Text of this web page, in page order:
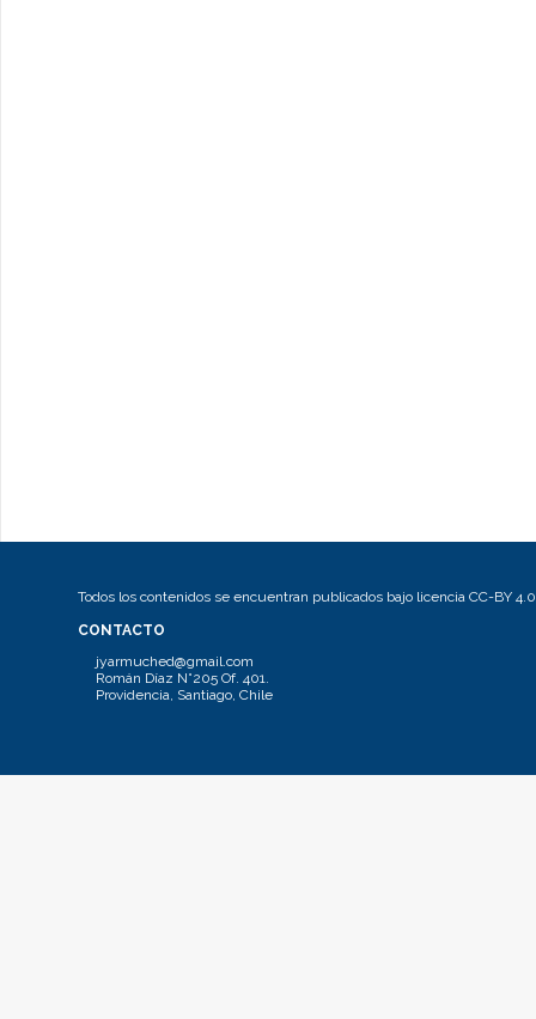
Todos los contenidos se encuentran publicados bajo licencia CC-BY 4.0
CONTACTO
jyarmuched@gmail.com
Román Díaz N°205 Of. 401.
Providencia, Santiago, Chile